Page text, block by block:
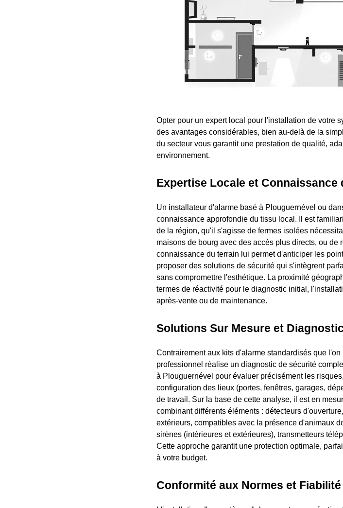
Opter pour un expert local pour l'installation de votre
des avantages considérables, bien au-delà de la
du secteur vous garantit une prestation de qualité,
environnement.
Expertise Locale et Connaissance
Un installateur d'alarme basé à Plouguernével ou
connaissance approfondie du tissu local. Il est
de la région, qu'il s'agisse de fermes isolées
maisons de bourg avec des accès plus directs, ou de
connaissance du terrain lui permet d'anticiper les
proposer des solutions de sécurité qui s'intègrent
sans compromettre l'esthétique. La proximité
termes de réactivité pour le diagnostic initial,
après-vente ou de maintenance.
Solutions Sur Mesure et
Contrairement aux kits d'alarme standardisés que
professionnel réalise un diagnostic de sécurité
à Plouguernével pour évaluer précisément les
configuration des lieux (portes, fenêtres, garages,
de travail. Sur la base de cette analyse, il est en
combinant différents éléments : détecteurs
extérieurs, compatibles avec la présence d'animaux
sirènes (intérieures et extérieures), transmetteurs
Cette approche garantit une protection optimale,
à votre budget.
Conformité aux Normes et Fiabilité